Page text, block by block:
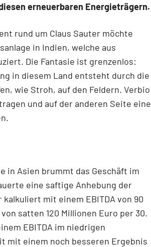
erneuerbaren Energieträgern.
rund um Claus Sauter möchte
in Indien, welche aus
Die Fantasie ist grenzenlos:
in diesem Land entsteht durch die
wie Stroh, auf den Feldern. Verbio
und auf der anderen Seite eine
in Asien brummt das Geschäft im
eine saftige Anhebung der
mit einem EBITDA von 90
satten 120 Millionen Euro per 30.
EBITDA im niedrigen
mit einem noch besseren Ergebnis